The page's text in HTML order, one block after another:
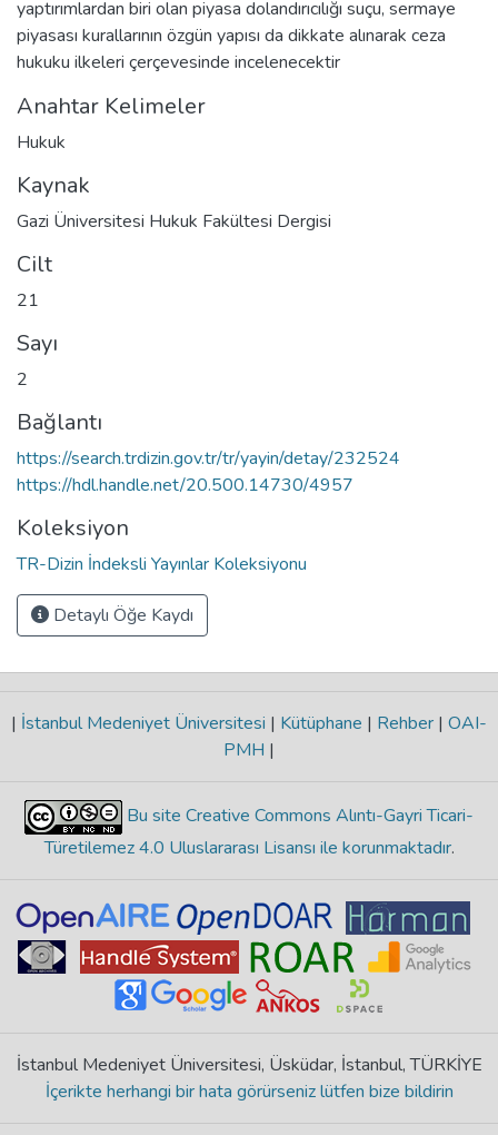
yaptırımlardan biri olan piyasa dolandırıcılığı suçu, sermaye
piyasası kurallarının özgün yapısı da dikkate alınarak ceza
hukuku ilkeleri çerçevesinde incelenecektir
Anahtar Kelimeler
Hukuk
Kaynak
Gazi Üniversitesi Hukuk Fakültesi Dergisi
Cilt
21
Sayı
2
Bağlantı
https://search.trdizin.gov.tr/tr/yayin/detay/232524
https://hdl.handle.net/20.500.14730/4957
Koleksiyon
TR-Dizin İndeksli Yayınlar Koleksiyonu
Detaylı Öğe Kaydı
| İstanbul Medeniyet Üniversitesi | Kütüphane | Rehber | OAI-
PMH |
Bu site Creative Commons Alıntı-Gayri Ticari-
Türetilemez 4.0 Uluslararası Lisansı ile korunmaktadır.
İstanbul Medeniyet Üniversitesi, Üsküdar, İstanbul, TÜRKİYE
İçerikte herhangi bir hata görürseniz lütfen bize bildirin